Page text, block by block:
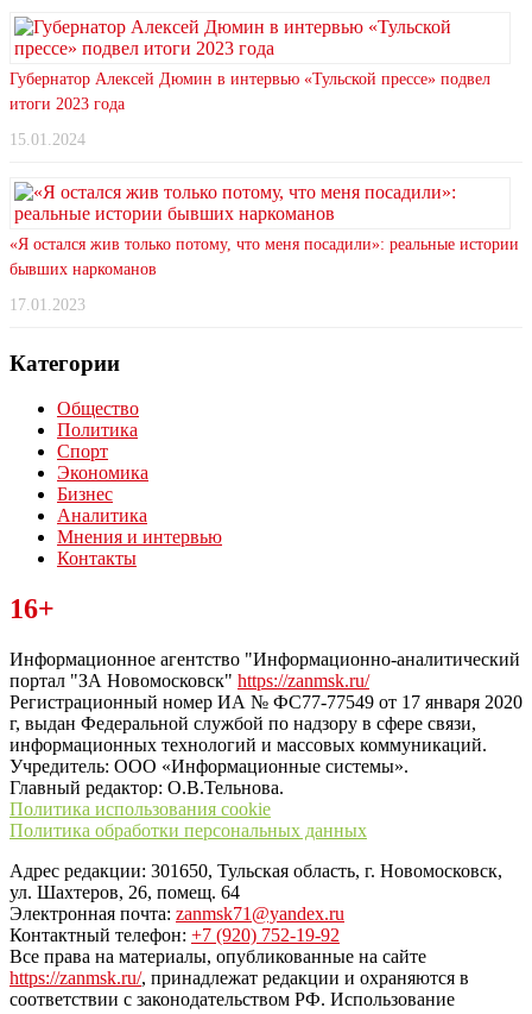
Губернатор Алексей Дюмин в интервью «Тульской прессе» подвел
итоги 2023 года
15.01.2024
«Я остался жив только потому, что меня посадили»: реальные истории
бывших наркоманов
17.01.2023
Категории
Общество
Политика
Спорт
Экономика
Бизнес
Аналитика
Мнения и интервью
Контакты
Читайте последние новости дня в Тульской области на сайте
“ЗаНовомосковск”
16+
Информационное агентство "Информационно-аналитический
портал "ЗА Новомосковск" https://zanmsk.ru/
Регистрационный номер ИА № ФС77-77549 от 17 января 2020
г, выдан Федеральной службой по надзору в сфере связи,
информационных технологий и массовых коммуникаций.
Учредитель: ООО «Информационные системы».
Главный редактор: О.В.Тельнова.
Политика использования cookie
Политика обработки персональных данных
Адрес редакции: 301650, Тульская область, г. Новомосковск,
ул. Шахтеров, 26, помещ. 64
Электронная почта: zanmsk71@yandex.ru
Контактный телефон: +7 (920) 752-19-92
Все права на материалы, опубликованные на сайте
https://zanmsk.ru/, принадлежат редакции и охраняются в
соответствии с законодательством РФ. Использование